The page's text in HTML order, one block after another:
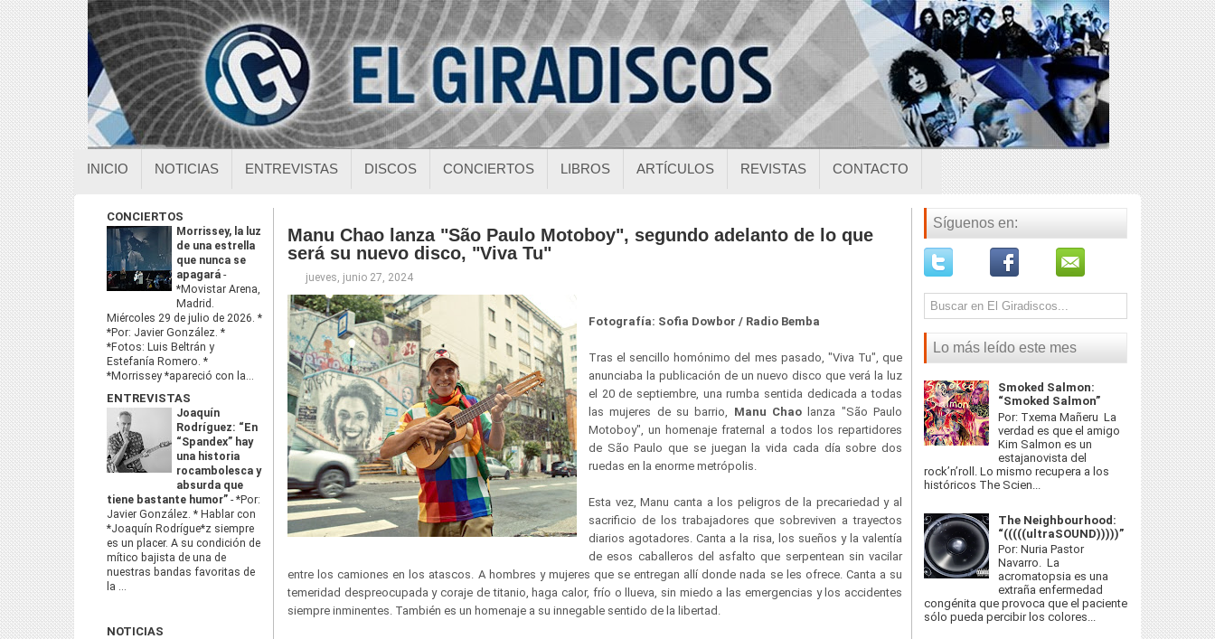
INICIO NOTICIAS ENTREVISTAS DISCOS CONCIERTOS LIBROS ARTÍCULOS REVISTAS CONTACTO
CONCIERTOS
Morrissey, la luz
de una estrella
que nunca se
apagará -
*Movistar Arena,
Madrid.
Miércoles 29 de julio de 2026. *
*Por: Javier González. *
*Fotos: Luis Beltrán y
Estefanía Romero. *
*Morrissey *apareció con la...
ENTREVISTAS
Joaquín
Rodríguez: “En
“Spandex” hay
una historia
rocambolesca y
absurda que
tiene bastante humor” -*Por:
Javier González. * Hablar con
*Joaquín Rodrígue*z siempre
es un placer. A su condición de
mítico bajista de una de
nuestras bandas favoritas de
la ...
NOTICIAS
Manu Chao lanza "São Paulo Motoboy", segundo adelanto de lo que
será su nuevo disco, "Viva Tu"
jueves, junio 27, 2024
Fotografía: Sofia Dowbor / Radio Bemba
Tras el sencillo homónimo del mes pasado, "Viva Tu", que
anunciaba la publicación de un nuevo disco que verá la luz
el 20 de septiembre, una rumba sentida dedicada a todas
las mujeres de su barrio, Manu Chao lanza "São Paulo
Motoboy", un homenaje fraternal a todos los repartidores
de São Paulo que se juegan la vida cada día sobre dos
ruedas en la enorme metrópolis.
Esta vez, Manu canta a los peligros de la precariedad y al
sacrificio de los trabajadores que sobreviven a trayectos
diarios agotadores. Canta a la risa, los sueños y la valentía
de esos caballeros del asfalto que serpentean sin vacilar
entre los camiones en los atascos. A hombres y mujeres que se entregan allí donde nada se les ofrece. Canta a su
temeridad despreocupada y coraje de titanio, haga calor, frío o llueva, sin miedo a las emergencias y los accidentes
siempre inminentes. También es un homenaje a su innegable sentido de la libertad.
Síguenos en:
Lo más leído este mes
Smoked Salmon:
“Smoked Salmon”
Por: Txema Mañeru La
verdad es que el amigo
Kim Salmon es un
estajanovista del
rock’n’roll. Lo mismo recupera a los
históricos The Scien...
The Neighbourhood:
“(((((ultraSOUND)))))”
Por: Nuria Pastor
Navarro. La
acromatopsia es una
extraña enfermedad
congénita que provoca que el paciente
sólo pueda percibir los colores...